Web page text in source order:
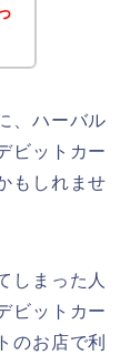
、ハーバル
ビットカー
もしれませ
しまった人
ビットカー
のお店で利